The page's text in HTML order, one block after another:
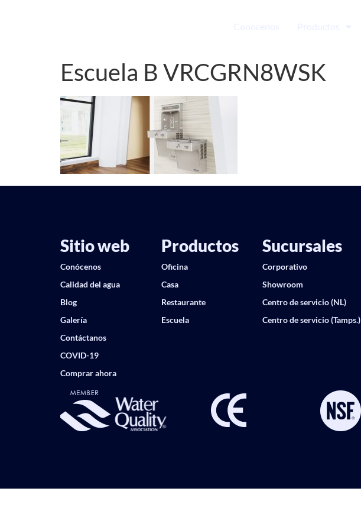
Escuela B VRCGRN8WSK
Sitio web
Conócenos
Calidad del agua
Blog
Galería
Contáctanos
COVID-19
Comprar ahora
Productos
Oficina
Casa
Restaurante
Escuela
Sucursales
Corporativo
Showroom
Centro de servicio (NL)
Centro de servicio (Tamps.)